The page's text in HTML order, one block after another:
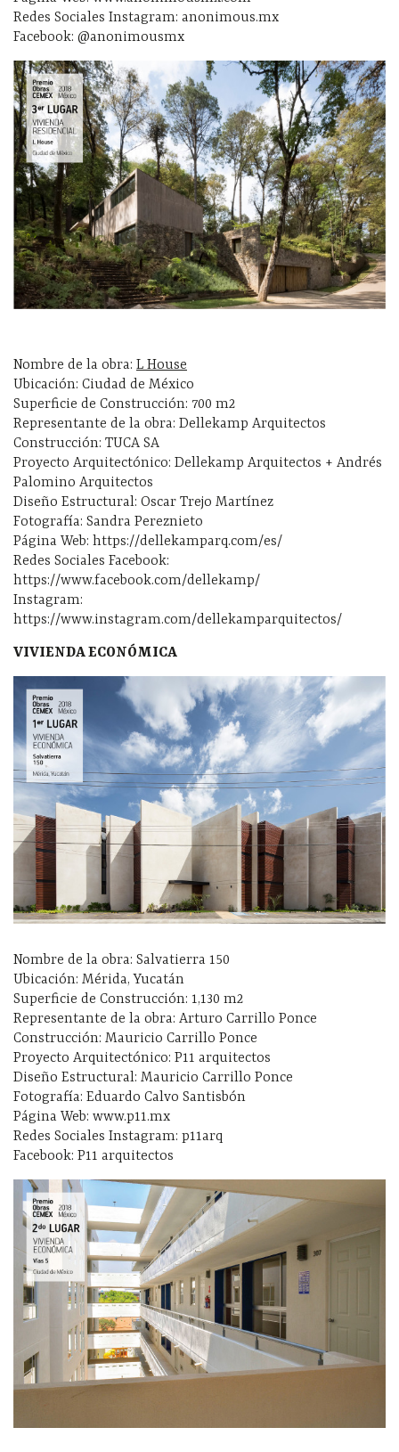
Redes Sociales Instagram: anonimous.mx
Facebook: @anonimousmx
Nombre de la obra: L House
Ubicación: Ciudad de México
Superficie de Construcción: 700 m2
Representante de la obra: Dellekamp Arquitectos
Construcción: TUCA SA
Proyecto Arquitectónico: Dellekamp Arquitectos + Andrés
Palomino Arquitectos
Diseño Estructural: Oscar Trejo Martínez
Fotografía: Sandra Pereznieto
Página Web: https://dellekamparq.com/es/
Redes Sociales Facebook:
https://www.facebook.com/dellekamp/
Instagram:
https://www.instagram.com/dellekamparquitectos/
VIVIENDA ECONÓMICA
Nombre de la obra: Salvatierra 150
Ubicación: Mérida, Yucatán
Superficie de Construcción: 1,130 m2
Representante de la obra: Arturo Carrillo Ponce
Construcción: Mauricio Carrillo Ponce
Proyecto Arquitectónico: P11 arquitectos
Diseño Estructural: Mauricio Carrillo Ponce
Fotografía: Eduardo Calvo Santisbón
Página Web: www.p11.mx
Redes Sociales Instagram: p11arq
Facebook: P11 arquitectos